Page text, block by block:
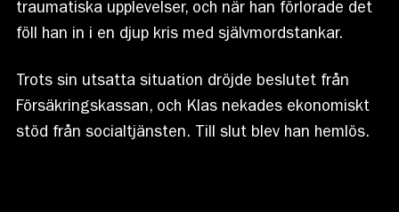
traumatiska upplevelser, och när han förlorade det
föll han in i en djup kris med självmordstankar.
Trots sin utsatta situation dröjde beslutet från
Försäkringskassan, och Klas nekades ekonomiskt
stöd från socialtjänsten. Till slut blev han hemlös.